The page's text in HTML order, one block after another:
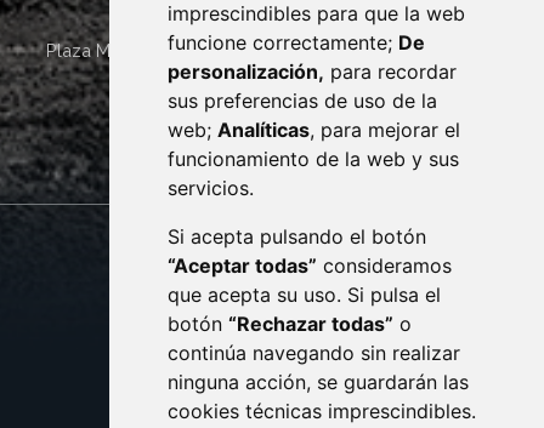
imprescindibles para que la web
funcione correctamente; De
personalización, para recordar
sus preferencias de uso de la
web; Analíticas, para mejorar el
funcionamiento de la web y sus
servicios.
Si acepta pulsando el botón
“Aceptar todas” consideramos
que acepta su uso. Si pulsa el
botón “Rechazar todas” o
continúa navegando sin realizar
ninguna acción, se guardarán las
cookies técnicas imprescindibles.
Plaza Mayor 4 22400 MONZÓN - ARAGÓN (ESPAÑA)
· (34) 974 400 700 ·
sac@monzon.es
monzon.es
CONTACTO
AVISO LEGAL
PROTECCIÓN DE DATOS
POLÍTICA DE COOKIES
ACCESIBILIDAD
ENLACE EXTERNO AL